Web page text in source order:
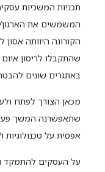
תכניות המשכיות
המשמשים את
הקורונה היוותה
שהתקבלו לריסון
באתגרים שונים
מכאן הצורך לפתח
שתאפשרנה המשך
אפסית על טכנולוגיות
על העסקים להתמקד